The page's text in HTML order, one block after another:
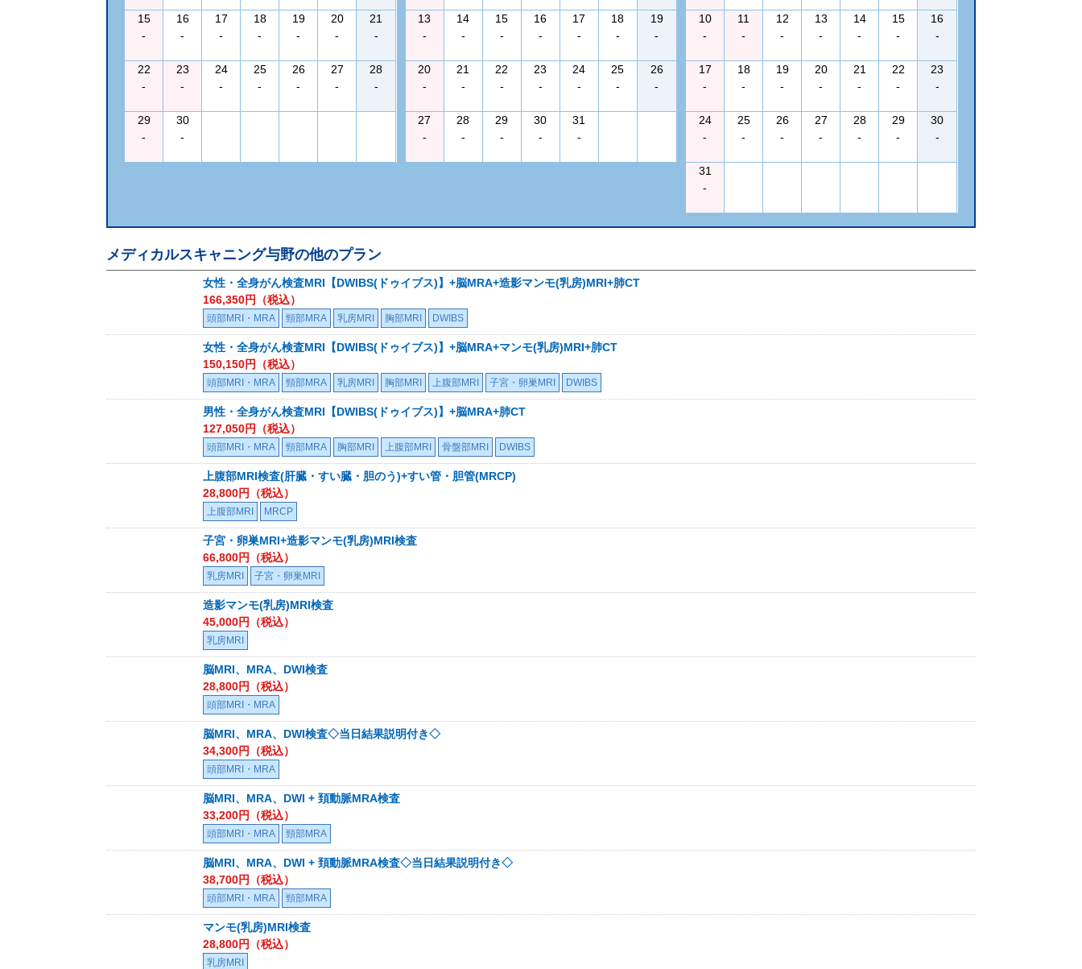
15
-
16
-
17
-
18
-
19
-
20
-
21
-
22
-
23
-
24
-
25
-
26
-
27
-
28
-
29
-
30
-
13
-
14
-
15
-
16
-
17
-
18
-
19
-
20
-
21
-
22
-
23
-
24
-
25
-
26
-
27
-
28
-
29
-
30
-
31
-
10
-
11
-
12
-
13
-
14
-
15
-
16
-
17
-
18
-
19
-
20
-
21
-
22
-
23
-
24
-
25
-
26
-
27
-
28
-
29
-
30
-
31
-
メディカルスキャニング与野の他のプラン
女性・全身がん検査MRI【DWIBS(ドゥイブス)】+脳MRA+造影マンモ(乳房)MRI+肺CT
166,350円（税込）
頭部MRI・MRA 頸部MRA 乳房MRI 胸部MRI DWIBS
女性・全身がん検査MRI【DWIBS(ドゥイブス)】+脳MRA+マンモ(乳房)MRI+肺CT
150,150円（税込）
頭部MRI・MRA 頸部MRA 乳房MRI 胸部MRI 上腹部MRI 子宮・卵巣MRI DWIBS
男性・全身がん検査MRI【DWIBS(ドゥイブス)】+脳MRA+肺CT
127,050円（税込）
頭部MRI・MRA 頸部MRA 胸部MRI 上腹部MRI 骨盤部MRI DWIBS
上腹部MRI検査(肝臓・すい臓・胆のう)+すい管・胆管(MRCP)
28,800円（税込）
上腹部MRI MRCP
子宮・卵巣MRI+造影マンモ(乳房)MRI検査
66,800円（税込）
乳房MRI 子宮・卵巣MRI
造影マンモ(乳房)MRI検査
45,000円（税込）
乳房MRI
脳MRI、MRA、DWI検査
28,800円（税込）
頭部MRI・MRA
脳MRI、MRA、DWI検査◇当日結果説明付き◇
34,300円（税込）
頭部MRI・MRA
脳MRI、MRA、DWI + 頚動脈MRA検査
33,200円（税込）
頭部MRI・MRA 頸部MRA
脳MRI、MRA、DWI + 頚動脈MRA検査◇当日結果説明付き◇
38,700円（税込）
頭部MRI・MRA 頸部MRA
マンモ(乳房)MRI検査
28,800円（税込）
乳房MRI